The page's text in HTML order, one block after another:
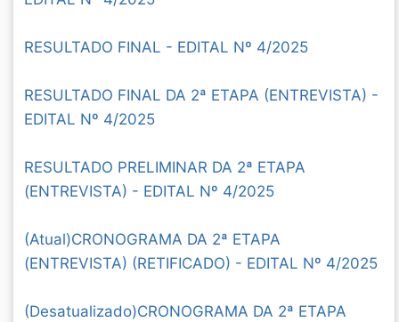
RESULTADO FINAL - EDITAL Nº 4/2025
RESULTADO FINAL DA 2ª ETAPA (ENTREVISTA) -
EDITAL Nº 4/2025
RESULTADO PRELIMINAR DA 2ª ETAPA
(ENTREVISTA) - EDITAL Nº 4/2025
(Atual)CRONOGRAMA DA 2ª ETAPA
(ENTREVISTA) (RETIFICADO) - EDITAL Nº 4/2025
(Desatualizado)CRONOGRAMA DA 2ª ETAPA